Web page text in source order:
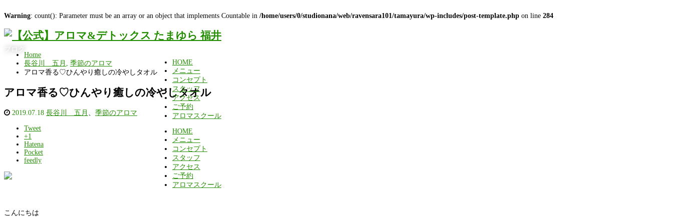
Warning: count(): Parameter must be an array or an object that implements Countable in /home/users/0/studionana/web/ravensara101/tamayura/wp-includes/post-template.php on line 284
HOME
メニュー
コンセプト
スタッフ
アクセス
ご予約
アロマスクール
HOME
メニュー
コンセプト
スタッフ
アクセス
ご予約
アロマスクール
Home
長谷川 五月 , 季節のアロマ
アロマ香る♡ひんやり癒しの冷やしタオル
アロマ香る♡ひんやり癒しの冷やしタオル
2019.07.18 長谷川 五月 季節のアロマ
Tweet
+1
Hatena
Pocket
feedly
こんにちは